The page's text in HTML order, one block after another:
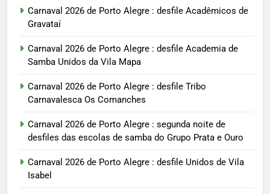
Carnaval 2026 de Porto Alegre : desfile Acadêmicos de
Gravataí
Carnaval 2026 de Porto Alegre : desfile Academia de
Samba Unidos da Vila Mapa
Carnaval 2026 de Porto Alegre : desfile Tribo
Carnavalesca Os Comanches
Carnaval 2026 de Porto Alegre : segunda noite de
desfiles das escolas de samba do Grupo Prata e Ouro
Carnaval 2026 de Porto Alegre : desfile Unidos de Vila
Isabel